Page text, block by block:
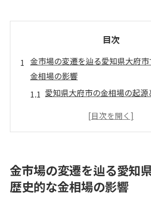
目次
金市場の変遷を辿る愛知県大府
金相場の影響
愛知県大府市の金相場の起
戦後復興期における金相場の
ト
地方市場としての愛知県大府
金市場の変遷を辿る愛知
歴史的な金相場の影響